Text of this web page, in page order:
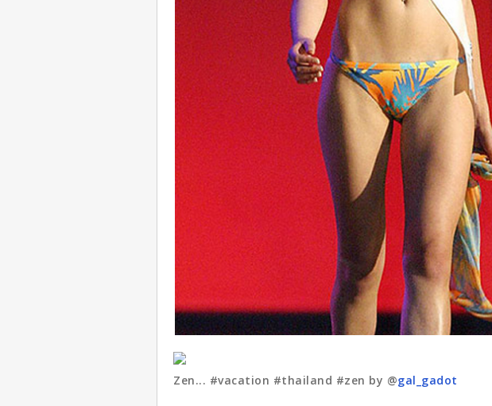
Zen... #vacation #thailand #zen by @gal_gadot